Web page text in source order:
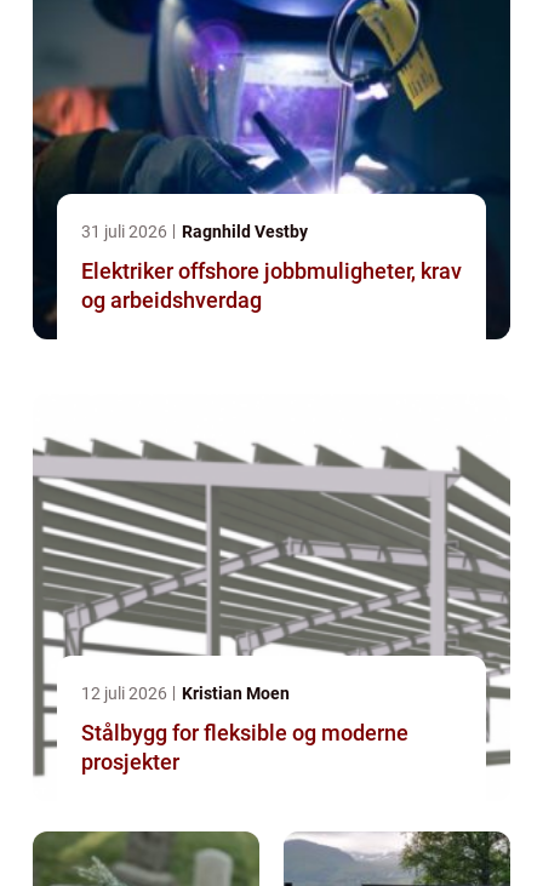
31 juli 2026 Ragnhild Vestby
Elektriker offshore jobbmuligheter, krav
og arbeidshverdag
12 juli 2026 Kristian Moen
Stålbygg for fleksible og moderne
prosjekter